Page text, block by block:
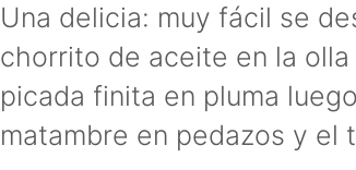
Una delicia: muy fácil se
chorrito de aceite en la
picada finita en pluma
matambre en pedazos y el